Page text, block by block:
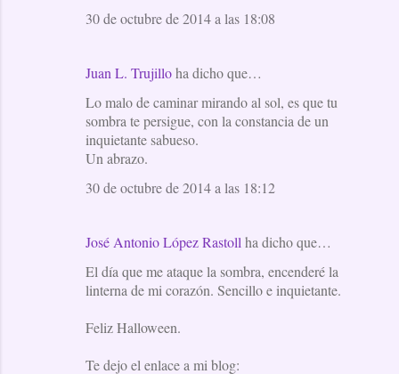
30 de octubre de 2014 a las 18:08
Juan L. Trujilloha dicho que…
Lo malo de caminar mirando al sol, es que tu
sombra te persigue, con la constancia de un
inquietante sabueso.
Un abrazo.
30 de octubre de 2014 a las 18:12
José Antonio López Rastoll ha dicho que…
El día que me ataque la sombra, encenderé la
linterna de mi corazón. Sencillo e inquietante.
Feliz Halloween.
Te dejo el enlace a mi blog: